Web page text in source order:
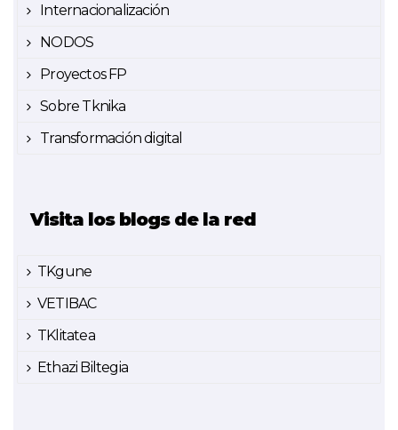
Internacionalización
NODOS
Proyectos FP
Sobre Tknika
Transformación digital
Visita los blogs de la red
TKgune
VETIBAC
TKlitatea
Ethazi Biltegia